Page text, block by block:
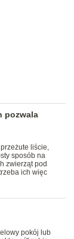
pozwala
liście,
sposób na
zwierząt pod
ich więc
pokój lub